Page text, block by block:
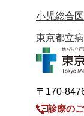
小児総合
東京都立
〒170-
診療の